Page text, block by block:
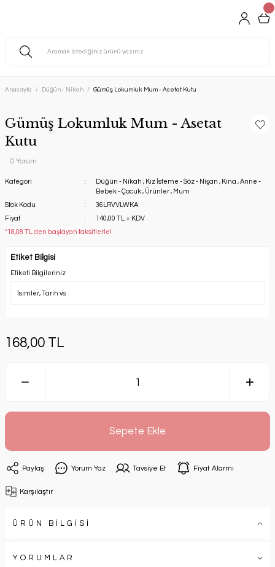
Anasayfa Düğün - Nikah Gümüş Lokumluk Mum - Asetat Kutu
Gümüş Lokumluk Mum - Asetat
Kutu
0 Yorum
Kategori Düğün - Nikah , Kız İsteme - Söz - Nişan , Kına ,Anne -
Bebek - Çocuk , Ürünler , Mum
Stok Kodu
36LRVVLWKA
Fiyat
140,00 TL + KDV
*18,08 TL den başlayan taksitlerle!
Etiket Bilgisi
Etiketi Bilgileriniz
168,00 TL
Sepete Ekle
Paylaş Yorum Yaz Tavsiye Et Fiyat Alarmı
Karşılaştır
ÜRÜN BİLGİSİ
YORUMLAR